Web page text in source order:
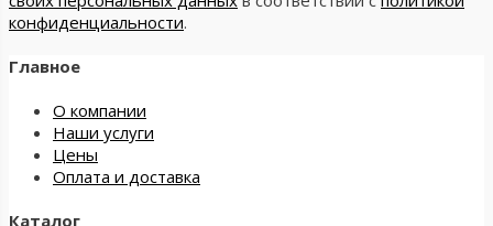
конфиденциальности.
Главное
О компании
Наши услуги
Цены
Оплата и доставка
Каталог